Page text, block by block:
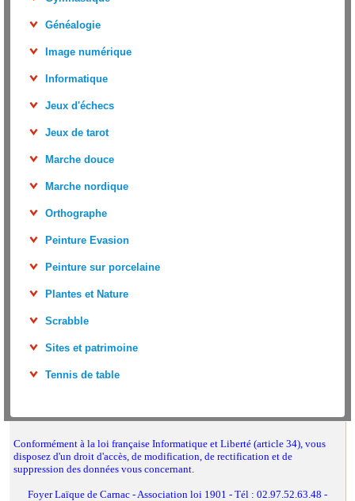
Généalogie
Image numérique
Informatique
Jeux d'échecs
Jeux de tarot
Marche douce
Marche nordique
Orthographe
Peinture Evasion
Peinture sur porcelaine
Plantes et Nature
Scrabble
Sites et patrimoine
Tennis de table
Conformément à la loi française Informatique et Liberté (article 34), vous
disposez d'un droit d'accès, de modification, de rectification et de
suppression des données vous concernant.
Foyer Laïque de Carnac - Association loi 1901 - Tél : 02.97.52.63.48 -